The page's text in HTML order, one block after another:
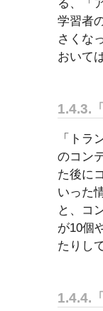
る、「
学習者
さくな
おいて
1.4.3.
「ト
のコン
た後に
いった
と、コ
が10個
たりし
1.4.4.